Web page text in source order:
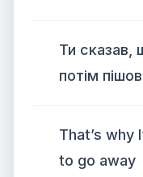
Ти сказав,
потім пішов
That’s why
to go away